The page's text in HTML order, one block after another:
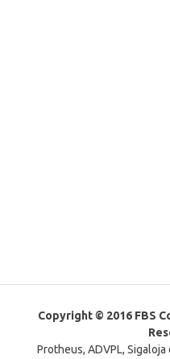
Copyright © 2016 FBS
Protheus, ADVPL,